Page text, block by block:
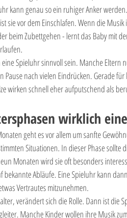
kann genau so ein ruhiger Anker werden.
sie vor dem Einschlafen. Wenn die
beim Zubettgehen - lernt das Baby mit
Spieluhr sinnvoll sein. Manche Eltern
Pause nach vielen Eindrücken. Gerade
wirken schnell eher aufputschend als
wirklich
geht es vor allem um sanfte
Situationen. In dieser Phase sollte
Monaten wird sie oft besonders
bekannte Abläufe. Eine Spieluhr kann
Vertrautes mitzunehmen.
verändert sich die Rolle. Dann ist
Manche Kinder wollen ihre Musik